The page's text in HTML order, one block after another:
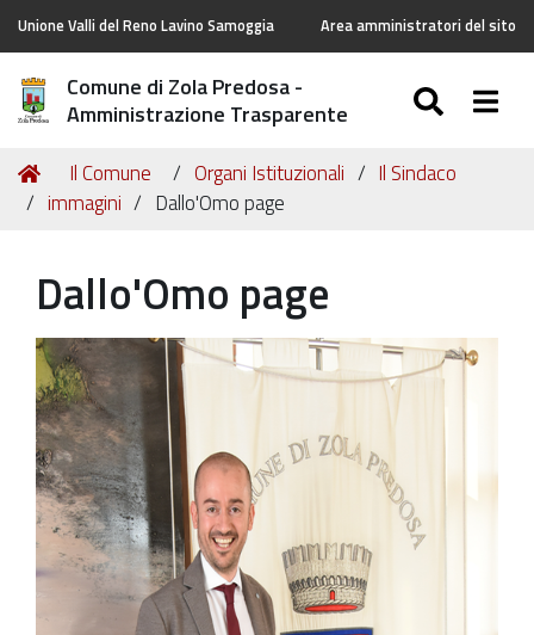
Unione Valli del Reno Lavino Samoggia Area amministratori del sito
Comune di Zola Predosa -
Amministrazione Trasparente
Tu
sei
Home
Il Comune Organi Istituzionali
Il Sindaco
immagini
Dallo'Omo page
Dallo'Omo page